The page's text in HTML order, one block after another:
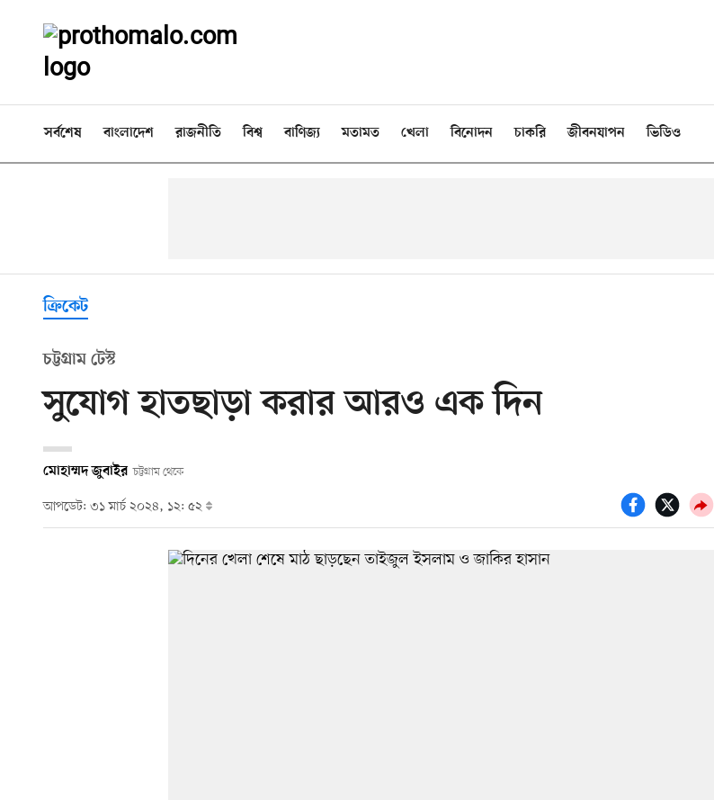
সর্বশেষ বাংলাদেশ রাজনীতি বিশ্ব বাণিজ্য মতামত খেলা বিনোদন চাকরি জীবনযাপন ভিডিও
ক্রিকেট
চট্টগ্রাম টেস্ট
সুযোগ হাতছাড়া করার আরও এক দিন
মোহাম্মদ জুবাইর চট্টগ্রাম থেকে
আপডেট: ৩১ মার্চ ২০২৪, ১২: ৫২